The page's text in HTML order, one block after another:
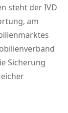
steht der IVD
am
Sicherung